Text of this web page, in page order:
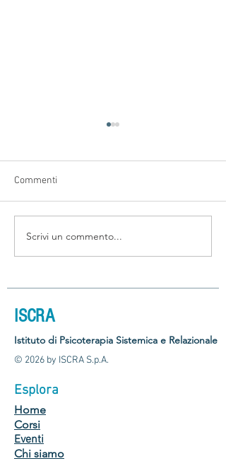
Terapia sistemica che
funziona
Commenti
Scrivi un commento...
ISCRA
Istituto di Psicoterapia Sistemica e Relazionale
© 2026 by ISCRA S.p.A.
Esplora
Home
Corsi
Eventi
Chi siamo